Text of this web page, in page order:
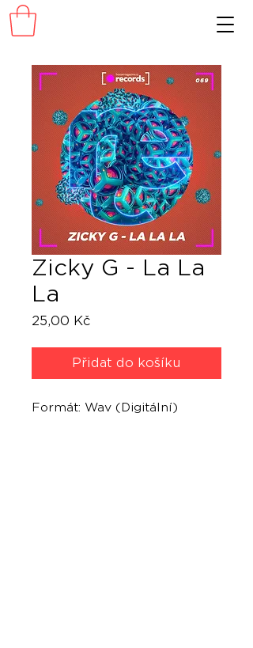
Zicky G - La La
La
25,00 Kč
Přidat do košíku
Formát: Wav (Digitální)